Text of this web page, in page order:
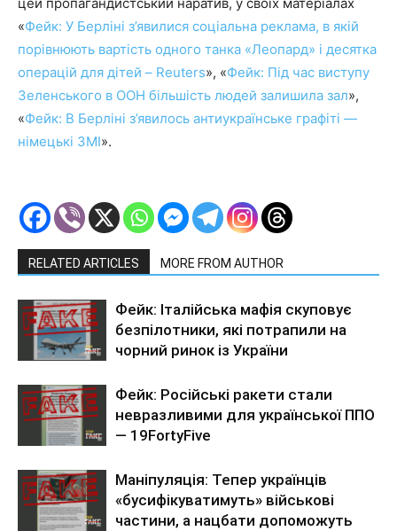
«Фейк: У Берліні з’явилися соціальна реклама, в якій
порівнюють вартість одного танка «Леопард» і десятка
операцій для дітей – Reuters», «Фейк: Під час виступу
Зеленського в ООН більшість людей залишила зал»,
«Фейк: В Берліні з’явилось антиукраїнське графіті —
німецькі ЗМІ».
RELATED ARTICLES MORE FROM AUTHOR
Фейк: Італійська мафія скуповує
безпілотники, які потрапили на
чорний ринок із України
Фейк: Російські ракети стали
невразливими для української ППО
— 19FortyFive
Маніпуляція: Тепер українців
«бусифікуватимуть» військові
частини, а нацбати допоможуть